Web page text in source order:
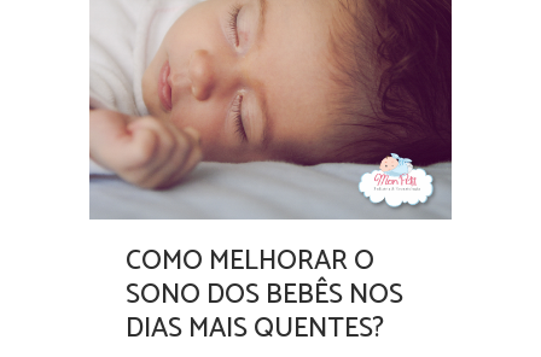
COMO MELHORAR O
SONO DOS BEBÊS NOS
DIAS MAIS QUENTES?